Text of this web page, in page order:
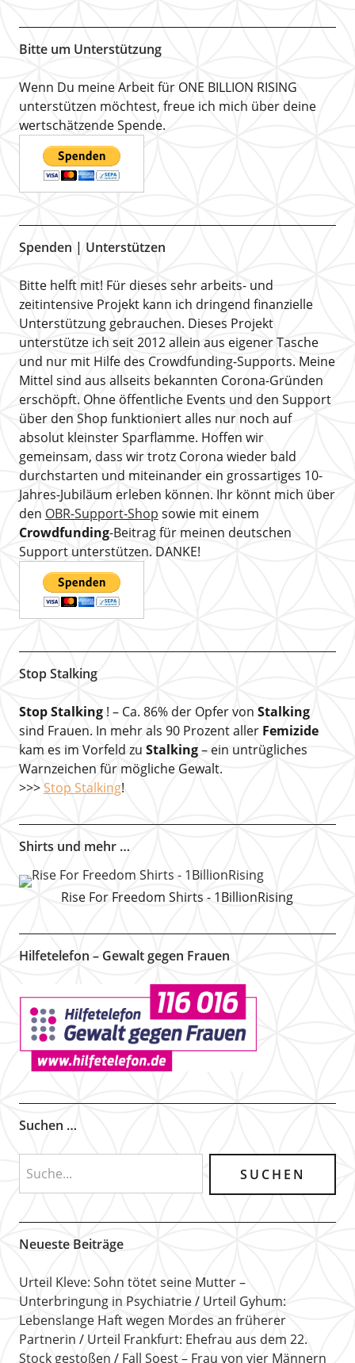
Bitte um Unterstützung
Wenn Du meine Arbeit für ONE BILLION RISING
unterstützen möchtest, freue ich mich über deine
wertschätzende Spende.
Spenden | Unterstützen
Bitte helft mit! Für dieses sehr arbeits- und
zeitintensive Projekt kann ich dringend finanzielle
Unterstützung gebrauchen. Dieses Projekt
unterstütze ich seit 2012 allein aus eigener Tasche
und nur mit Hilfe des Crowdfunding-Supports. Meine
Mittel sind aus allseits bekannten Corona-Gründen
erschöpft. Ohne öffentliche Events und den Support
über den Shop funktioniert alles nur noch auf
absolut kleinster Sparflamme. Hoffen wir
gemeinsam, dass wir trotz Corona wieder bald
durchstarten und miteinander ein grossartiges 10-
Jahres-Jubiläum erleben können. Ihr könnt mich über
den OBR-Support-Shop sowie mit einem
Crowdfunding-Beitrag für meinen deutschen
Support unterstützen. DANKE!
Stop Stalking
Stop Stalking! – Ca. 86% der Opfer von Stalking
sind Frauen. In mehr als 90 Prozent aller Femizide
kam es im Vorfeld zu Stalking– ein untrügliches
Warnzeichen für mögliche Gewalt.
>>> Stop Stalking!
Shirts und mehr …
Rise For Freedom Shirts - 1BillionRising
Hilfetelefon – Gewalt gegen Frauen
Suchen …
Neueste Beiträge
Urteil Kleve: Sohn tötet seine Mutter –
Unterbringung in Psychiatrie
Urteil Gyhum:
Lebenslange Haft wegen Mordes an früherer
Partnerin
Urteil Frankfurt: Ehefrau aus dem 22.
Stock gestoßen
Fall Soest – Frau von vier Männern